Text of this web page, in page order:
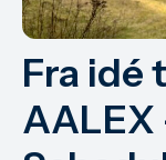
Fra idé